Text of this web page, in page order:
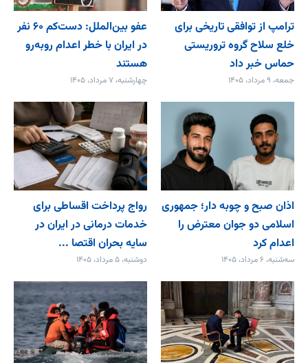
ترامپ از توافقی تاریخی برای
خلع ‌سلاح گروه تروریستی
حماس خبر داد
جمعه، ۹ مرداد، ۱۴۰۵
عفو بین‌الملل: دست‌کم ۶۰ نفر
در ایران با خطر اعدام روبه‌رو
هستند
چهارشنبه، ۷ مرداد، ۱۴۰۵
اذان صبح و چوبه دار؛ جمهوری
اسلامی دو جوان معترض را
اعدام کرد
سه‌شنبه، ۶ مرداد، ۱۴۰۵
رواج پرداخت اقساطی برای
خدمات درمانی در ایران در
سایه بحران اقتصا ...
دوشنبه، ۵ مرداد، ۱۴۰۵